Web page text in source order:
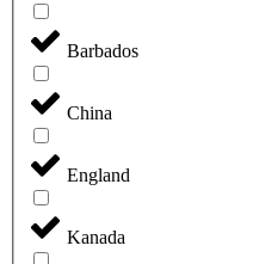
Barbados
China
England
Kanada